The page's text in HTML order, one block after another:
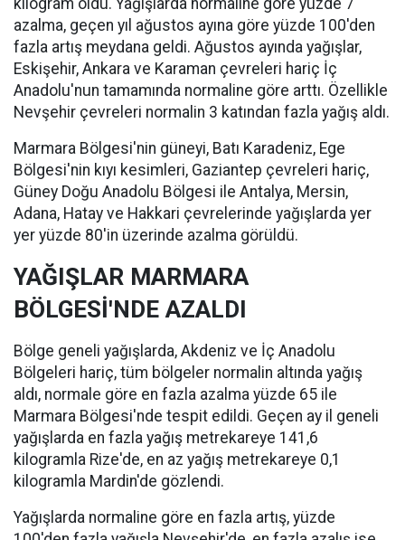
kilogram oldu. Yağışlarda normaline göre yüzde 7
azalma, geçen yıl ağustos ayına göre yüzde 100'den
fazla artış meydana geldi. Ağustos ayında yağışlar,
Eskişehir, Ankara ve Karaman çevreleri hariç İç
Anadolu'nun tamamında normaline göre arttı. Özellikle
Nevşehir çevreleri normalin 3 katından fazla yağış aldı.
Marmara Bölgesi'nin güneyi, Batı Karadeniz, Ege
Bölgesi'nin kıyı kesimleri, Gaziantep çevreleri hariç,
Güney Doğu Anadolu Bölgesi ile Antalya, Mersin,
Adana, Hatay ve Hakkari çevrelerinde yağışlarda yer
yer yüzde 80'in üzerinde azalma görüldü.
YAĞIŞLAR MARMARA
BÖLGESİ'NDE AZALDI
Bölge geneli yağışlarda, Akdeniz ve İç Anadolu
Bölgeleri hariç, tüm bölgeler normalin altında yağış
aldı, normale göre en fazla azalma yüzde 65 ile
Marmara Bölgesi'nde tespit edildi. Geçen ay il geneli
yağışlarda en fazla yağış metrekareye 141,6
kilogramla Rize'de, en az yağış metrekareye 0,1
kilogramla Mardin'de gözlendi.
Yağışlarda normaline göre en fazla artış, yüzde